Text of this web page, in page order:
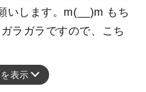
いします。m(__)m もち
ラガラですので、こち
表示